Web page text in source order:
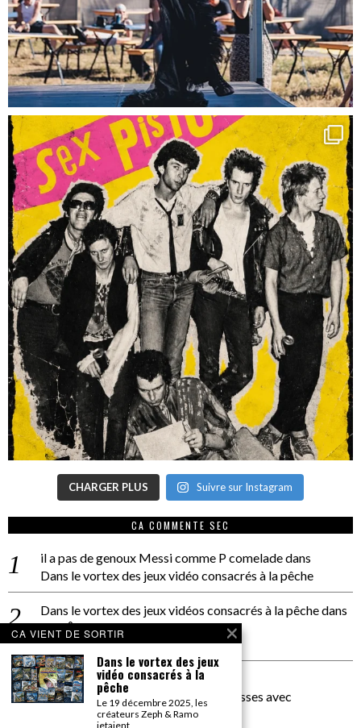
CHARGER PLUS Suivre sur Instagram
CA COMMENTE SEC
il a pas de genoux Messi comme P comeladedans
Dans le vortex des jeux vidéo consacrés à la pêche
Dans le vortex des jeux vidéos consacrés à la pêchedans
PACÔME THIELLEMENT
La séance d’Hip Gnose
La Patrie
dans
On a parlé Dolce Vita et lutte des classes avec
Bernardino Femminielli
CA VIENT DE SORTIR
Dans le vortex des jeux
vidéo consacrés à la
pêche
Le 19 décembre 2025, les
créateurs Zeph & Ramo
jetaient